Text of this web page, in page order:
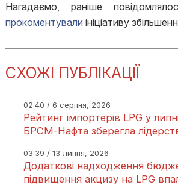
Нагадаємо, раніше
прокоментували ініціативу
СХОЖІ ПУБЛІКАЦІЇ
02:40 / 6 серпня, 2026
Рейтинг імпортерів LPG у
БРСМ-Нафта зберегла
03:39 / 13 липня, 2026
Додаткові надходження
підвищення акцизу на LPG